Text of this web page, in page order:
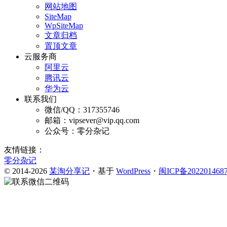
网站地图
SiteMap
WpSiteMap
文章归档
置顶文章
云服务商
阿里云
腾讯云
华为云
联系我们
微信/QQ：317355746
邮箱：vipsever@vip.qq.com
公众号：零分杂记
友情链接：
零分杂记
© 2014-2026 某淘分享记 ・基于 WordPress ・ 闽ICP备